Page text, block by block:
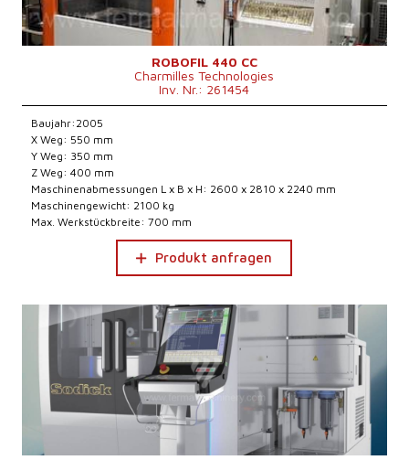
ROBOFIL 440 CC
Charmilles Technologies
Inv. Nr.: 261454
Baujahr:2005
X Weg: 550 mm
Y Weg: 350 mm
Z Weg: 400 mm
Maschinenabmessungen L x B x H: 2600 x 2810 x 2240 mm
Maschinengewicht: 2100 kg
Max. Werkstückbreite: 700 mm
Produkt anfragen